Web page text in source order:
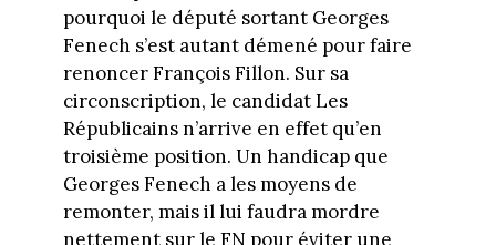
pourquoi le député sortant Georges
Fenech s’est autant démené pour faire
renoncer François Fillon. Sur sa
circonscription, le candidat Les
Républicains n’arrive en effet qu’en
troisième position. Un handicap que
Georges Fenech a les moyens de
remonter, mais il lui faudra mordre
nettement sur le FN pour éviter une